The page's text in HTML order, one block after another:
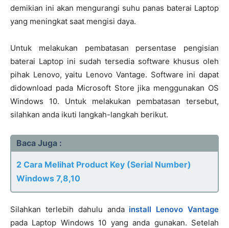
demikian ini akan mengurangi suhu panas baterai Laptop
yang meningkat saat mengisi daya.
Untuk melakukan pembatasan persentase pengisian
baterai Laptop ini sudah tersedia software khusus oleh
pihak Lenovo, yaitu Lenovo Vantage. Software ini dapat
didownload pada Microsoft Store jika menggunakan OS
Windows 10. Untuk melakukan pembatasan tersebut,
silahkan anda ikuti langkah-langkah berikut.
Baca Juga :
2 Cara Melihat Product Key (Serial Number)
Windows 7,8,10
Silahkan terlebih dahulu anda install Lenovo Vantage
pada Laptop Windows 10 yang anda gunakan. Setelah